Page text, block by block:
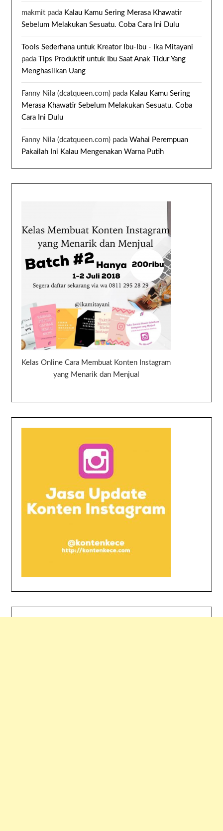
makmit pada Kalau Kamu Sering Merasa Khawatir
Sebelum Melakukan Sesuatu. Coba Cara Ini Dulu
Tools Sederhana untuk Kreator Ibu-Ibu - Ika Mitayani
padaTips Produktif untuk Ibu Saat Anak Tidur Yang
Menghasilkan Uang
Fanny Nila (dcatqueen.com) pada Kalau Kamu Sering
Merasa Khawatir Sebelum Melakukan Sesuatu. Coba
Cara Ini Dulu
Fanny Nila (dcatqueen.com) padaWahai Perempuan
Pakailah Ini Kalau Mengenakan Warna Putih
Kelas Online Cara Membuat Konten Instagram
yang Menarik dan Menjual